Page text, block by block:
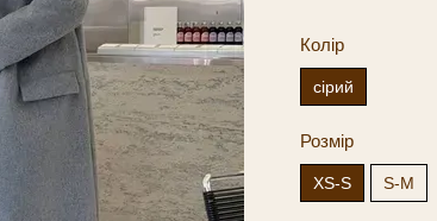
Колір
сірий
Розмір
XS-S S-M